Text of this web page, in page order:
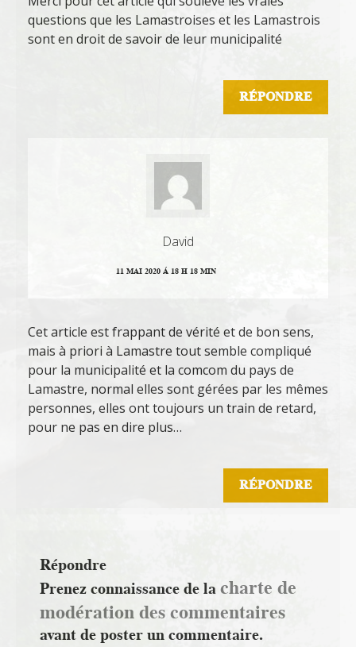
questions que les Lamastroises et les Lamastrois
sont en droit de savoir de leur municipalité
RÉPONDRE
David
11 MAI 2020 Á 18 H 18 MIN
Cet article est frappant de vérité et de bon sens,
mais à priori à Lamastre tout semble compliqué
pour la municipalité et la comcom du pays de
Lamastre, normal elles sont gérées par les mêmes
personnes, elles ont toujours un train de retard,
pour ne pas en dire plus…
RÉPONDRE
Répondre
Prenez connaissance de lacharte de
modération des commentaires
avant de poster un commentaire.